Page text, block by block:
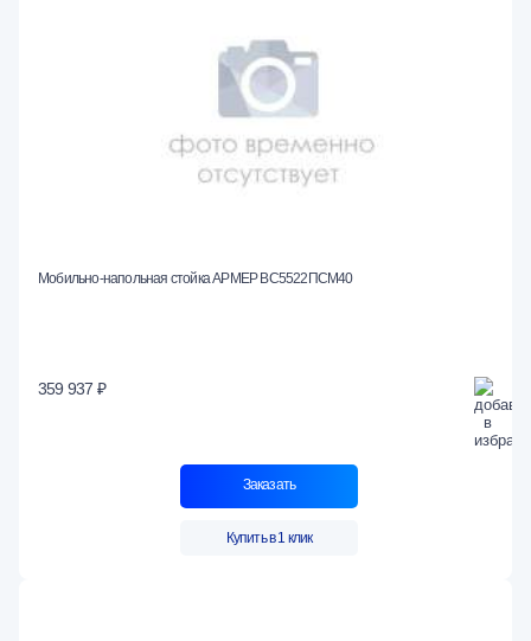
Мобильно-напольная стойка АРМЕР ВС5522ПСМ40
359 937 ₽
Заказать
Купить в 1 клик